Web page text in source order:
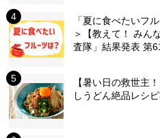
「夏に食べたいフ
＞【教えて！ みん
査隊」結果発表 第
【暑い日の救世主
しうどん絶品レシ